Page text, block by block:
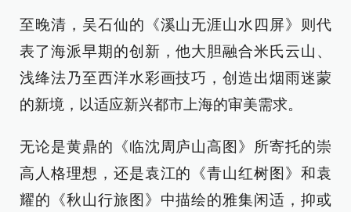
至晚清，吴石仙的《溪山无涯山水四屏》则代
表了海派早期的创新，他大胆融合米氏云山、
浅绛法乃至西洋水彩画技巧，创造出烟雨迷蒙
的新境，以适应新兴都市上海的审美需求。
无论是黄鼎的《临沈周庐山高图》所寄托的崇
高人格理想，还是袁江的《青山红树图》和袁
耀的《秋山行旅图》中描绘的雅集闲适，抑或